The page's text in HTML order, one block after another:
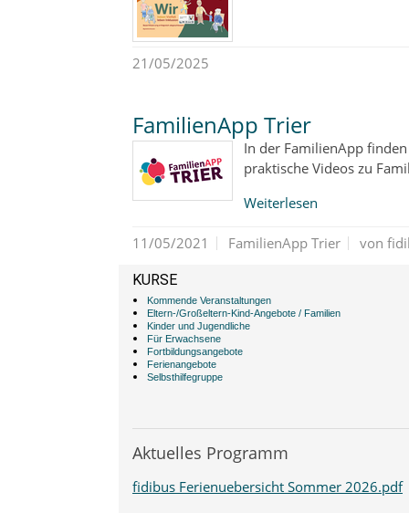
21/05/2025
FamilienApp Trier
In der FamilienApp
praktische Videos zu
Weiterlesen
11/05/2021 FamilienApp Trier von
KURSE
Kommende Veranstaltungen
Eltern-/Großeltern-Kind-Angebote / Familien
Kinder und Jugendliche
Für Erwachsene
Fortbildungsangebote
Ferienangebote
Selbsthilfegruppe
Aktuelles Programm
fidibus Ferienuebersicht Sommer 2026.pdf